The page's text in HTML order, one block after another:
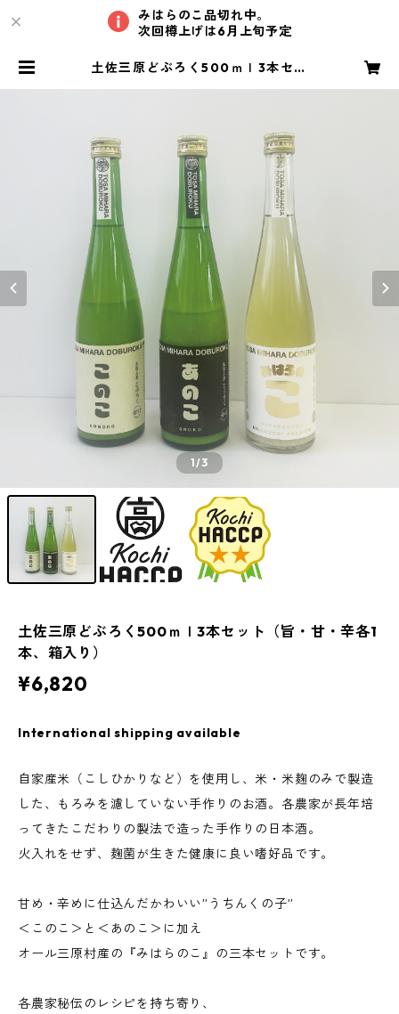
みはらのこ品切れ中。
次回樽上げは6月上旬予定
土佐三原どぶろく500ｍｌ3本セッ
1/3
土佐三原どぶろく500ｍｌ3本セット（旨・甘・辛各1
本、箱入り）
¥6,820
International shipping available
自家産米（こしひかりなど）を使用し、米・米麹のみで製造
した、もろみを濾していない手作りのお酒。各農家が長年培
ってきたこだわりの製法で造った手作りの日本酒。
火入れをせず、麹菌が生きた健康に良い嗜好品です。
甘め・辛めに仕込んだかわいい”うちんくの子”
＜このこ＞と＜あのこ＞に加え
オール三原村産の『みはらのこ』の三本セットです。
各農家秘伝のレシピを持ち寄り、